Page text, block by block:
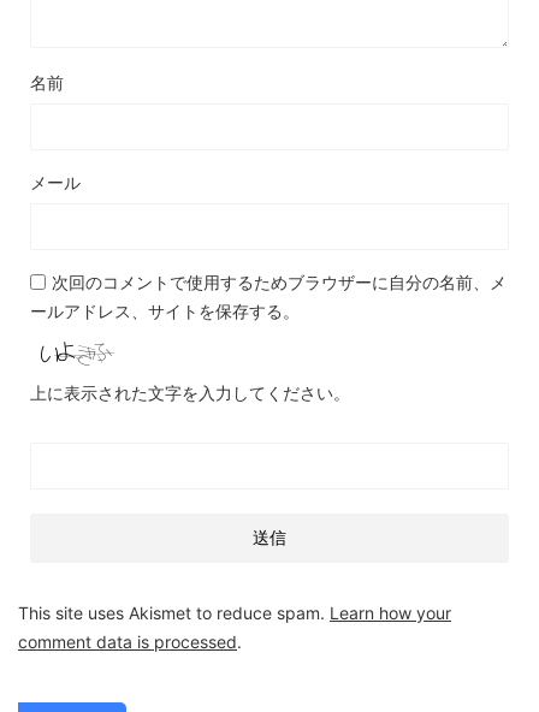
名前
メール
次回のコメントで使用するためブラウザーに自分の名前、メ
ールアドレス、サイトを保存する。
上に表示された文字を入力してください。
This site uses Akismet to reduce spam. Learn how your
comment data is processed.